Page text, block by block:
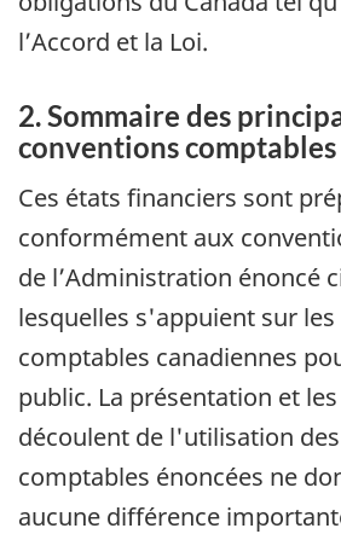
l’Accord et la Loi.
2. Sommaire des
conventions comptables
Ces états financiers sont
conformément aux
de l’Administration énoncé
lesquelles s'appuient sur
comptables canadiennes
public. La présentation et
découlent de l'utilisation
comptables énoncées ne
aucune différence